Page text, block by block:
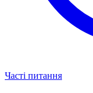
Часті питання